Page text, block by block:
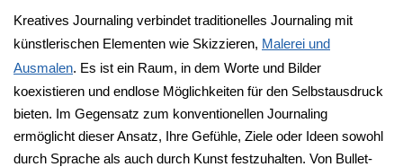
Kreatives Journaling verbindet traditionelles Journaling mit
künstlerischen Elementen wie Skizzieren, Malerei und
Ausmalen. Es ist ein Raum, in dem Worte und Bilder
koexistieren und endlose Möglichkeiten für den Selbstausdruck
bieten. Im Gegensatz zum konventionellen Journaling
ermöglicht dieser Ansatz, Ihre Gefühle, Ziele oder Ideen sowohl
durch Sprache als auch durch Kunst festzuhalten. Von Bullet-